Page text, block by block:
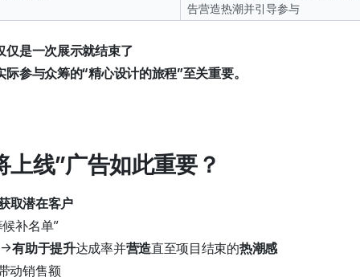
告营造热潮并引导参与
仅是一次展示就结束了
参与众筹的“精心设计的旅程”至关重要。
上线”广告如此重要？
取潜在客户
补名单”
→有助于提升达成率并营造直至项目结束的热潮感
动销售额